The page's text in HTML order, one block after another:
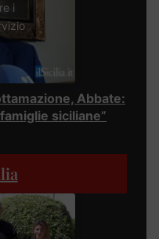
i
Abbate:
siciliane”